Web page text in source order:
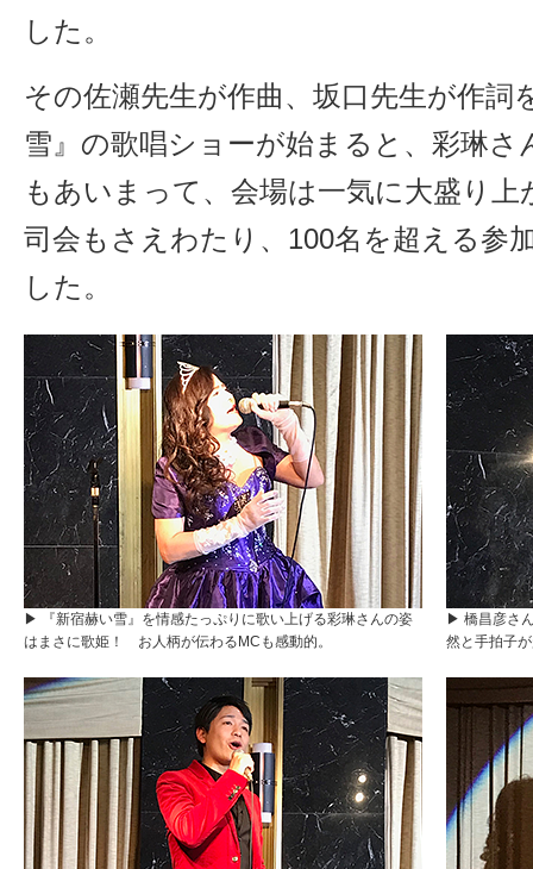
した。
その佐瀬先生が作曲、坂口先生が作詞
雪』の歌唱ショーが始まると、彩琳
もあいまって、会場は一気に大盛り
司会もさえわたり、100名を超える参
した。
▶ 『新宿赫い雪』を情感たっぷりに歌い上げる彩琳さんの姿
はまさに歌姫！ お人柄が伝わるMCも感動的。
▶ 橋昌彦さ
然と手拍子